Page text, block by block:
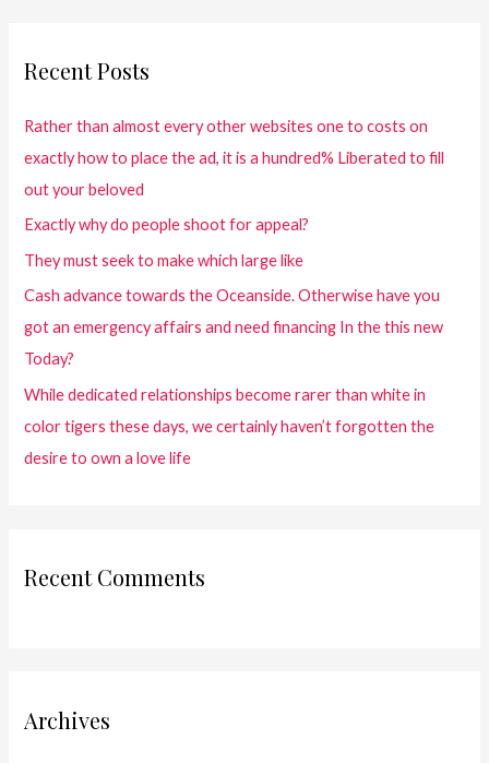
Recent Posts
Rather than almost every other websites one to costs on
exactly how to place the ad, it is a hundred% Liberated to fill
out your beloved
Exactly why do people shoot for appeal?
They must seek to make which large like
Cash advance towards the Oceanside. Otherwise have you
got an emergency affairs and need financing In the this new
Today?
While dedicated relationships become rarer than white in
color tigers these days, we certainly haven’t forgotten the
desire to own a love life
Recent Comments
Archives